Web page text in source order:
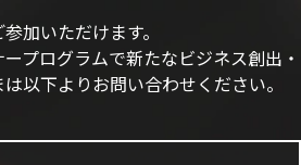
加いただけます。
プログラムで新たなビジネス創出・
以下よりお問い合わせください。